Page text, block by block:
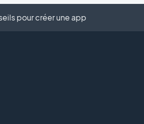
pour créer une app